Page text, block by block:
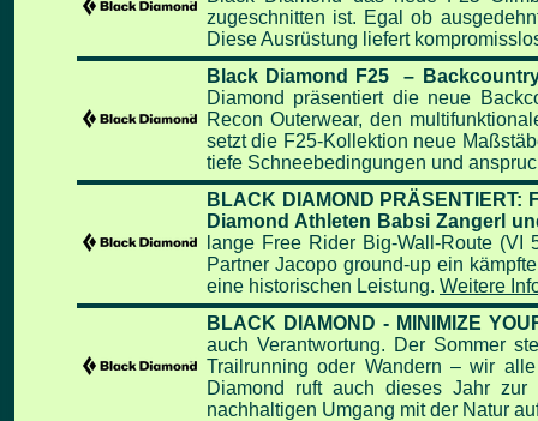
zugeschnitten ist. Egal ob
Diese Ausrüstung liefert
Black Diamond F25 –
Diamond präsentiert die neue
Recon Outerwear, den
setzt die F25-Kollektion neue
tiefe Schneebedingungen und
BLACK DIAMOND
Diamond Athleten Babsi Zangerl
lange Free Rider Big-Wall-Route (VI
Partner Jacopo ground-up ein
eine historischen Leistung. Weitere
BLACK DIAMOND - MINIMIZE
auch Verantwortung. Der Sommer
Trailrunning oder Wandern – wir
Diamond ruft auch dieses Jahr zur
nachhaltigen Umgang mit der Natur